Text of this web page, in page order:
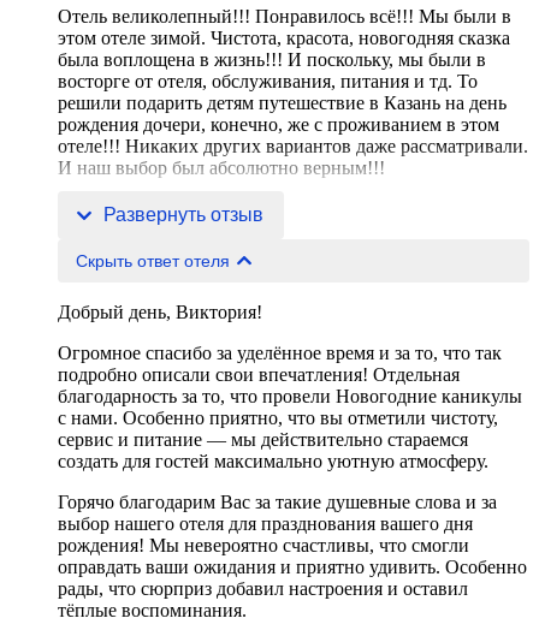
Отель великолепный!!! Понравилось всё!!! Мы были в
этом отеле зимой. Чистота, красота, новогодняя сказка
была воплощена в жизнь!!! И поскольку, мы были в
восторге от отеля, обслуживания, питания и тд. То
решили подарить детям путешествие в Казань на день
рождения дочери, конечно, же с проживанием в этом
отеле!!! Никаких других вариантов даже рассматривали.
И наш выбор был абсолютно верным!!!
Было такое чудесное, трогательное поздравление от отел
Развернуть отзыв
Скрыть ответ отеля
Добрый день, Виктория!
Огромное спасибо за уделённое время и за то, что так
подробно описали свои впечатления! Отдельная
благодарность за то, что провели Новогодние каникулы
с нами. Особенно приятно, что вы отметили чистоту,
сервис и питание — мы действительно стараемся
создать для гостей максимально уютную атмосферу.
Горячо благодарим Вас за такие душевные слова и за
выбор нашего отеля для празднования вашего дня
рождения! Мы невероятно счастливы, что смогли
оправдать ваши ожидания и приятно удивить. Особенно
рады, что сюрприз добавил настроения и оставил
тёплые воспоминания.